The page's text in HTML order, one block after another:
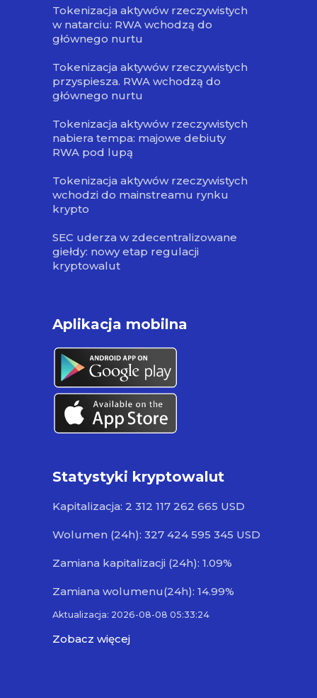
Tokenizacja aktywów rzeczywistych
w natarciu: RWA wchodzą do
głównego nurtu
Tokenizacja aktywów rzeczywistych
przyspiesza. RWA wchodzą do
głównego nurtu
Tokenizacja aktywów rzeczywistych
nabiera tempa: majowe debiuty
RWA pod lupą
Tokenizacja aktywów rzeczywistych
wchodzi do mainstreamu rynku
krypto
SEC uderza w zdecentralizowane
giełdy: nowy etap regulacji
kryptowalut
Aplikacja mobilna
Statystyki kryptowalut
Kapitalizacja: 2 312 117 262 665 USD
Wolumen (24h): 327 424 595 345 USD
Zamiana kapitalizacji (24h): 1.09%
Zamiana wolumenu(24h): 14.99%
Aktualizacja: 2026-08-08 05:33:24
Zobacz więcej